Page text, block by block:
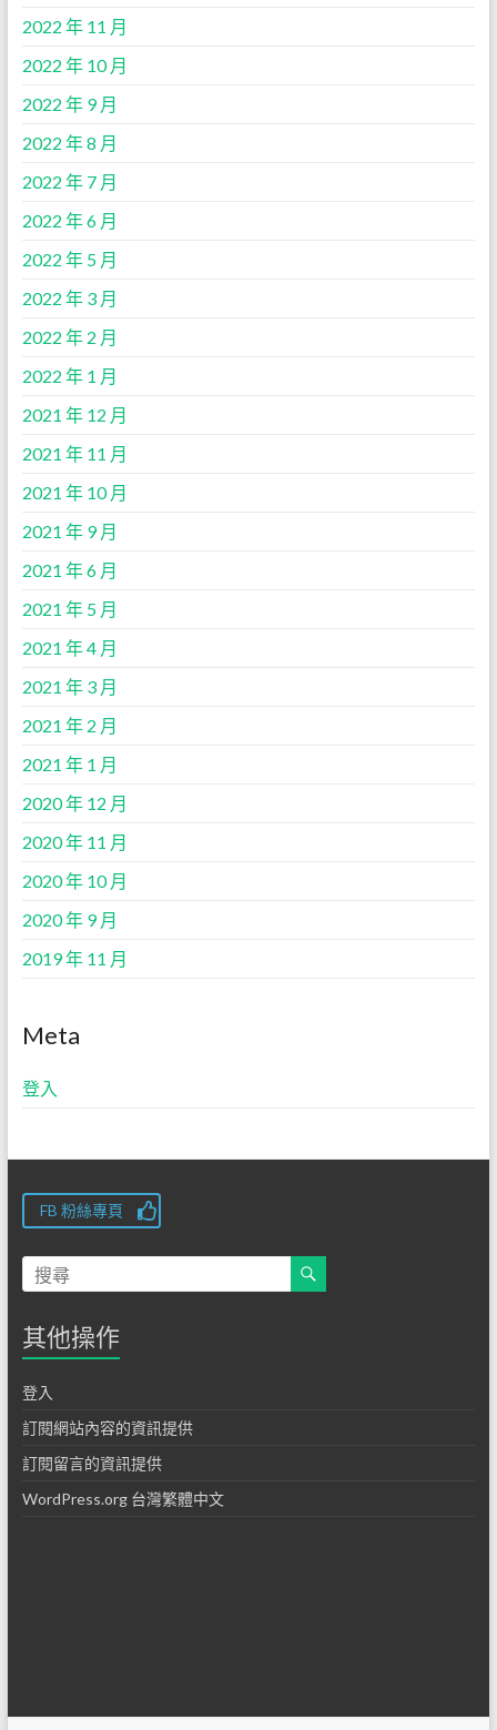
2022 年 11 月
2022 年 10 月
2022 年 9 月
2022 年 8 月
2022 年 7 月
2022 年 6 月
2022 年 5 月
2022 年 3 月
2022 年 2 月
2022 年 1 月
2021 年 12 月
2021 年 11 月
2021 年 10 月
2021 年 9 月
2021 年 6 月
2021 年 5 月
2021 年 4 月
2021 年 3 月
2021 年 2 月
2021 年 1 月
2020 年 12 月
2020 年 11 月
2020 年 10 月
2020 年 9 月
2019 年 11 月
Meta
登入
FB 粉絲專頁
其他操作
登入
訂閱網站內容的資訊提供
訂閱留言的資訊提供
WordPress.org 台灣繁體中文